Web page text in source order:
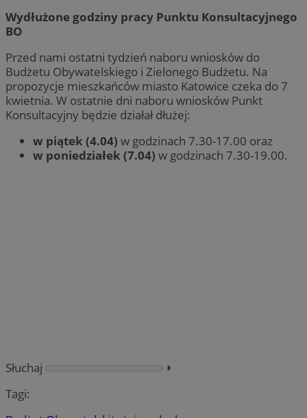
Wydłużone godziny pracy Punktu Konsultacyjnego
BO
Przed nami ostatni tydzień naboru wniosków do
Budżetu Obywatelskiego i Zielonego Budżetu. Na
propozycje mieszkańców miasto Katowice czeka do 7
kwietnia. W ostatnie dni naboru wniosków Punkt
Konsultacyjny będzie działał dłużej:
w piątek (4.04) w godzinach 7.30-17.00 oraz
w poniedziałek (7.04) w godzinach 7.30-19.00.
Słuchaj
⏵︎
Tagi: